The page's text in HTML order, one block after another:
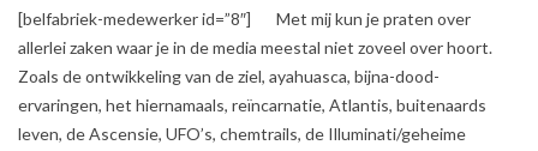
2017-
10-
13
[belfabriek-medewerker id=”8″] Met mij kun je praten over
allerlei zaken waar je in de media meestal niet zoveel over hoort.
Zoals de ontwikkeling van de ziel, ayahuasca, bijna-dood-
ervaringen, het hiernamaals, reïncarnatie, Atlantis, buitenaards
leven, de Ascensie, UFO’s, chemtrails, de Illuminati/geheime